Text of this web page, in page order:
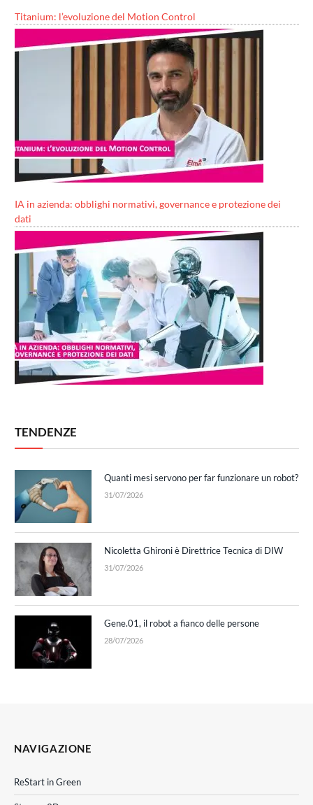
Titanium: l’evoluzione del Motion Control
IA in azienda: obblighi normativi, governance e protezione dei
dati
TENDENZE
Quanti mesi servono per far funzionare un robot?
31/07/2026
Nicoletta Ghironi è Direttrice Tecnica di DIW
31/07/2026
Gene.01, il robot a fianco delle persone
28/07/2026
NAVIGAZIONE
ReStart in Green